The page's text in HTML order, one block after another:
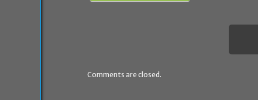
Comments are closed.